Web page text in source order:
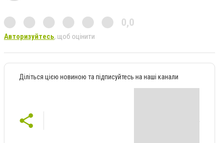
0,0
Авторизуйтесь, щоб оцінити
Діліться цією новиною та підписуйтесь на наші канали